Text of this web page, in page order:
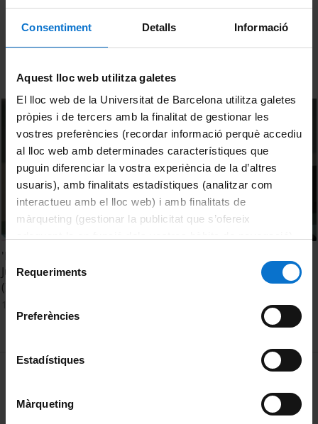
Consentiment Detalls Informació
Aquest lloc web utilitza galetes
El lloc web de la Universitat de Barcelona utilitza galetes
pròpies i de tercers amb la finalitat de gestionar les
vostres preferències (recordar informació perquè accediu
al lloc web amb determinades característiques que
puguin diferenciar la vostra experiència de la d’altres
usuaris), amb finalitats estadístiques (analitzar com
interactueu amb el lloc web) i amb finalitats de
màrqueting (gestionar la publicitat que s’ofereix
consultar laPolítica de galetes del lloc web de la
de Requeriments
Preferències
Estadístiques
Màrqueting
'Look at You, Look at Us: Women, Crime and Criminal
Justice: Victims or Offenders' by Loraine Gelsthorpe
(ISDUB)
MENÚ PEU 1
Política de Cookies